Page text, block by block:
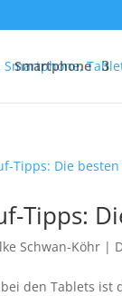
Smartphone
Tipps:
Schwan-Köhr |
den Tablets ist